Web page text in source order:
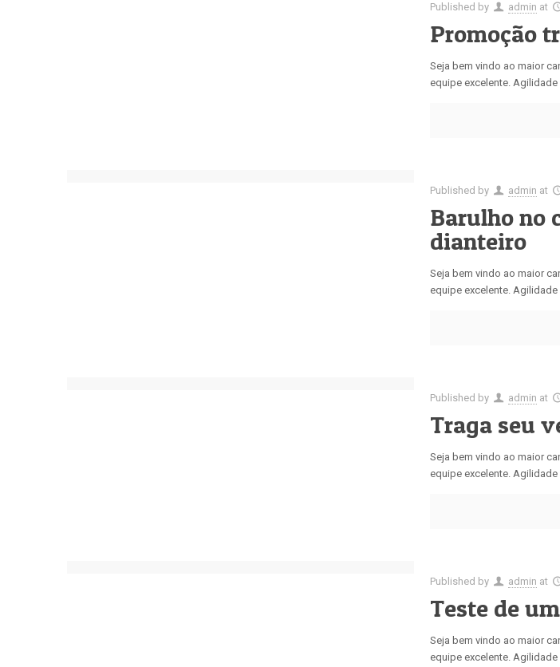
Published by admin at
Promoção
Seja bem vindo ao maior
equipe excelente. Agilidade
Published by admin at
Barulho no
dianteiro
Seja bem vindo ao maior
equipe excelente. Agilidade
Published by admin at
Traga seu
Seja bem vindo ao maior
equipe excelente. Agilidade
Published by admin at
Teste de
Seja bem vindo ao maior
equipe excelente. Agilidade